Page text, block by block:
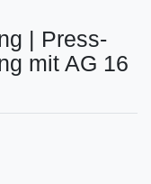
| Press-
mit AG 16